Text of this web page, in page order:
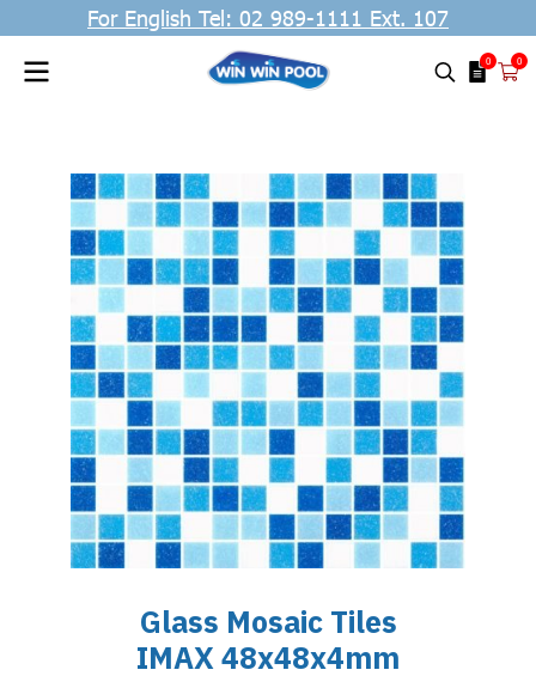
For English Tel: 02 989-1111 Ext. 107
0 0
Glass Mosaic Tiles
IMAX 48x48x4mm